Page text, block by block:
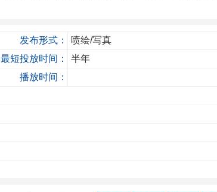
发布形式：
喷绘/写真
最短投放时间：
半年
播放时间：